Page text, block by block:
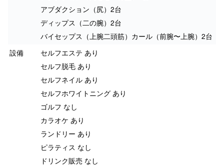
アブダクション（尻）2台
ディップス（二の腕）2台
バイセップス（上腕二頭筋）カール（前腕〜上腕）2台
設備
セルフエステ あり
セルフ脱毛 あり
セルフネイル あり
セルフホワイトニング あり
ゴルフ なし
カラオケ あり
ランドリー あり
ピラティス なし
ドリンク販売 なし